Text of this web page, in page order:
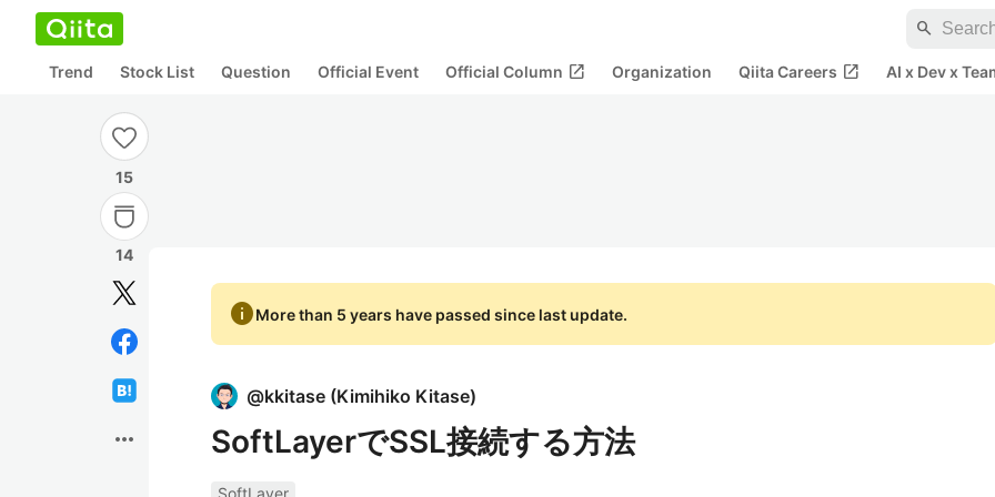
search
Trend Stock List Question Official Event Official Column open_in_new Organization Qiita Careers open_in_new AI x Dev x
15
14
more_horiz
infoMore than 5 years have passed since last update.
@kkitase (Kimihiko Kitase)
SoftLayerでSSL接続する方法
SoftLayer